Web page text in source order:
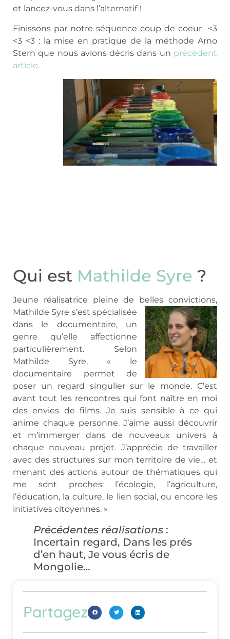
et lancez-vous dans l’alternatif !
Finissons par notre séquence coup de coeur <3
<3 <3 : la mise en pratique de la méthode Arno
Stern que nous avions décris dans un précédent
article.
Qui est Mathilde Syre ?
Jeune réalisatrice pleine de belles convictions,
Mathilde Syre s’est spécialisée
dans le documentaire, un
genre qu’elle affectionne
particulièrement. Selon
Mathilde Syre, « le
documentaire permet de
poser un regard singulier sur le monde. C’est
avant tout les rencontres qui font naître en moi
des envies de films. Je suis sensible à ce qui
anime chaque personne. J’aime aussi découvrir
et m’immerger dans de nouveaux univers à
chaque nouveau projet. J’apprécie de travailler
avec des structures sur mon territoire de vie… et
menant des actions autour de thématiques qui
me sont proches: l’écologie, l’agriculture,
l’éducation, la culture, le lien social, ou encore les
initiatives citoyennes. »
Précédentes réalisations :
Incertain regard, Dans les prés
d’en haut, Je vous écris de
Mongolie…
Partagez